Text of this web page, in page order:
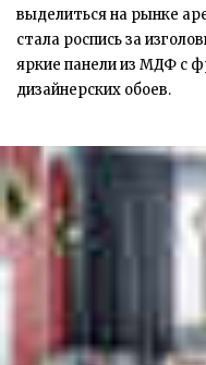
выделиться на рынке
стала роспись за
яркие панели из МДФ с
дизайнерских обоев.